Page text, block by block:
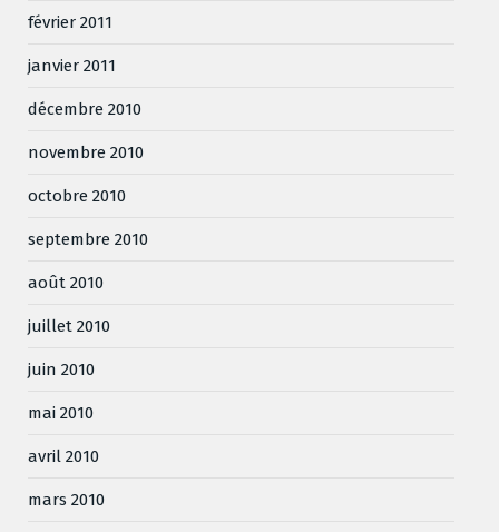
février 2011
janvier 2011
décembre 2010
novembre 2010
octobre 2010
septembre 2010
août 2010
juillet 2010
juin 2010
mai 2010
avril 2010
mars 2010